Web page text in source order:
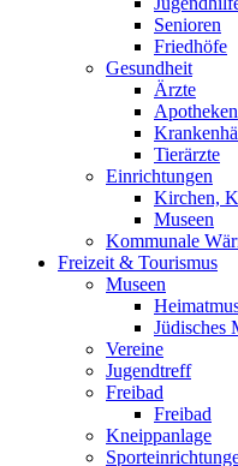
Senioren
Friedhöfe
Gesundheit
Ärzte
Apotheken
Tierärzte
Einrichtungen
Kirchen,
Museen
Kommunale
Freizeit & Tourismus
Museen
Jüdisches
Vereine
Jugendtreff
Freibad
Freibad
Kneippanlage